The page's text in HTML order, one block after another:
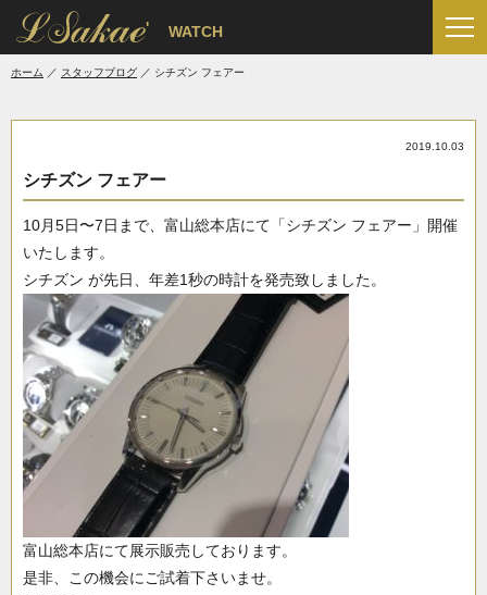
' WATCH
ホーム スタッフブログ シチズン フェアー
2019.10.03
シチズン フェアー
10月5日〜7日まで、富山総本店にて「シチズン フェアー」開催
いたします。
シチズン が先日、年差1秒の時計を発売致しました。
富山総本店にて展示販売しております。
是非、この機会にご試着下さいませ。